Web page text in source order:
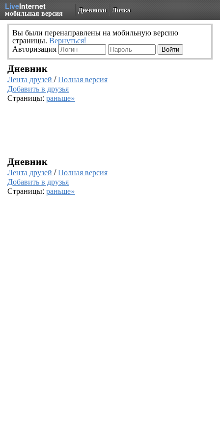
LiveInternet
мобильная версия Дневники Личка
Вы были перенаправлены на мобильную версию
страницы. Вернуться!
Авторизация
Дневник
Лента друзей /Полная версия
Добавить в друзья
Страницы: раньше»
Дневник
Лента друзей /Полная версия
Добавить в друзья
Страницы: раньше»